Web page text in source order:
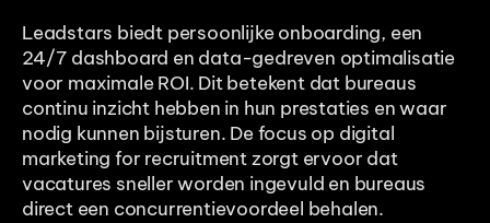
Leadstars biedt persoonlijke onboarding, een
24/7 dashboard en data-gedreven optimalisatie
voor maximale ROI. Dit betekent dat bureaus
continu inzicht hebben in hun prestaties en waar
nodig kunnen bijsturen. De focus op digital
marketing for recruitment zorgt ervoor dat
vacatures sneller worden ingevuld en bureaus
direct een concurrentievoordeel behalen.